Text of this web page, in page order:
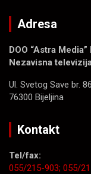
Adresa
DOO “Astra
Nezavisna
Ul. Svetog Save br.
76300 Bijeljina
Kontakt
Tel/fax:
055/215-903; 055/